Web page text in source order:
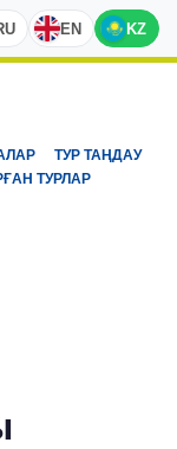
EN KZ
ТУР ТАҢДАУ
ТУРЛАР